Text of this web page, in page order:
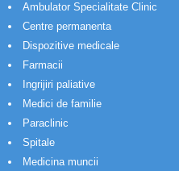
Ambulator Specialitate Clinic
Centre permanenta
Dispozitive medicale
Farmacii
Ingrijiri paliative
Medici de familie
Paraclinic
Spitale
Medicina muncii